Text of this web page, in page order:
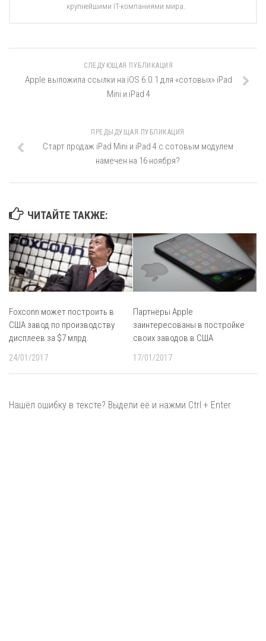
крупнейшими IT-компаниями мира.
СЛЕДУЮЩАЯ ПУБЛИКАЦИЯ
Apple выложила ссылки на iOS 6.0.1 для «сотовых» iPad
Mini и iPad 4
ПРЕДЫДУЩАЯ ПУБЛИКАЦИЯ
Старт продаж iPad Mini и iPad 4 с сотовым модулем
намечен на 16 ноября?
ЧИТАЙТЕ ТАКЖЕ:
Foxconn может построить в
США завод по производству
дисплеев за $7 млрд.
24/01/2017
Партнёры Apple
заинтересованы в постройке
своих заводов в США
17/01/2017
Нашёл ошибку в тексте? Выдели её и нажми Ctrl + Enter